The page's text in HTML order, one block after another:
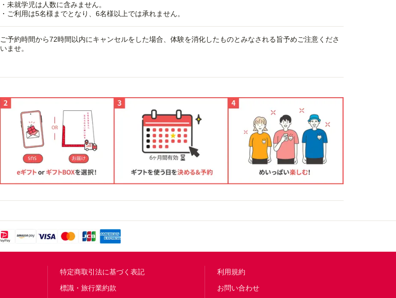
・未就学児は人数に含みません。
・ご利用は5名様までとなり、6名様以上では承れません。
ご予約時間から72時間以内にキャンセルをした場合、体験を消化したものとみなされる旨予めご注意くださ
いませ。
特定商取引法に基づく表記
標識・旅行業約款
利用規約
お問い合わせ